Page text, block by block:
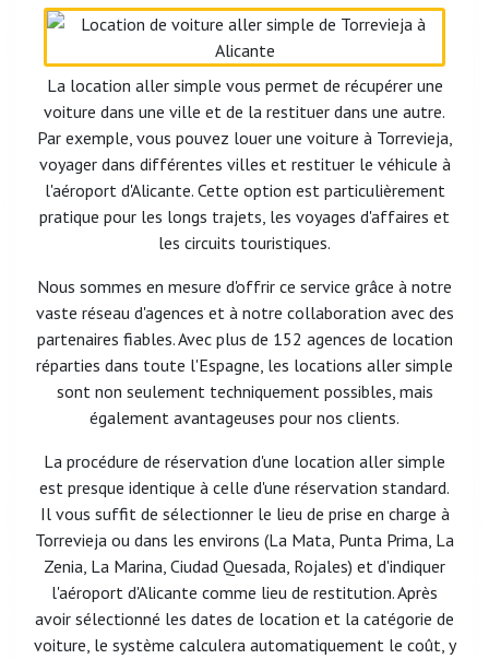
La location aller simple vous permet de récupérer une
voiture dans une ville et de la restituer dans une autre.
Par exemple, vous pouvez louer une voiture à Torrevieja,
voyager dans différentes villes et restituer le véhicule à
l'aéroport d'Alicante. Cette option est particulièrement
pratique pour les longs trajets, les voyages d'affaires et
les circuits touristiques.
Nous sommes en mesure d'offrir ce service grâce à notre
vaste réseau d'agences et à notre collaboration avec des
partenaires fiables. Avec plus de 152 agences de location
réparties dans toute l'Espagne, les locations aller simple
sont non seulement techniquement possibles, mais
également avantageuses pour nos clients.
La procédure de réservation d'une location aller simple
est presque identique à celle d'une réservation standard.
Il vous suffit de sélectionner le lieu de prise en charge à
Torrevieja ou dans les environs (La Mata, Punta Prima, La
Zenia, La Marina, Ciudad Quesada, Rojales) et d'indiquer
l'aéroport d'Alicante comme lieu de restitution. Après
avoir sélectionné les dates de location et la catégorie de
voiture, le système calculera automatiquement le coût, y